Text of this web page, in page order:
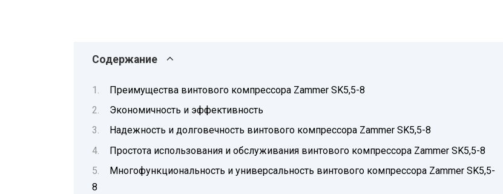
Содержание
Преимущества винтового компрессора Zammer SK5,5-8
Экономичность и эффективность
Надежность и долговечность винтового компрессора Zammer SK5,5-8
Простота использования и обслуживания винтового компрессора Zammer SK5,5-8
Многофункциональность и универсальность винтового компрессора Zammer SK5,5-
8